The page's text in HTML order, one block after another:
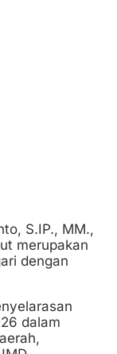
S.IP., MM.,
merupakan
dengan
dalam